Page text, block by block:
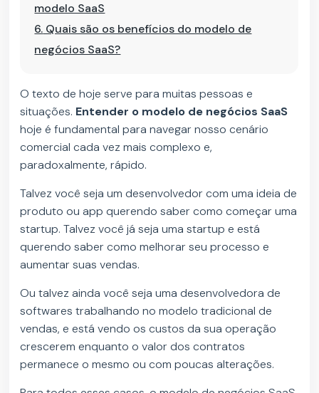
modelo SaaS
6. Quais são os benefícios do modelo de
negócios SaaS?
O texto de hoje serve para muitas pessoas e
situações. Entender o modelo de negócios SaaS
hoje é fundamental para navegar nosso cenário
comercial cada vez mais complexo e,
paradoxalmente, rápido.
Talvez você seja um desenvolvedor com uma ideia de
produto ou app querendo saber como começar uma
startup. Talvez você já seja uma startup e está
querendo saber como melhorar seu processo e
aumentar suas vendas.
Ou talvez ainda você seja uma desenvolvedora de
softwares trabalhando no modelo tradicional de
vendas, e está vendo os custos da sua operação
crescerem enquanto o valor dos contratos
permanece o mesmo ou com poucas alterações.